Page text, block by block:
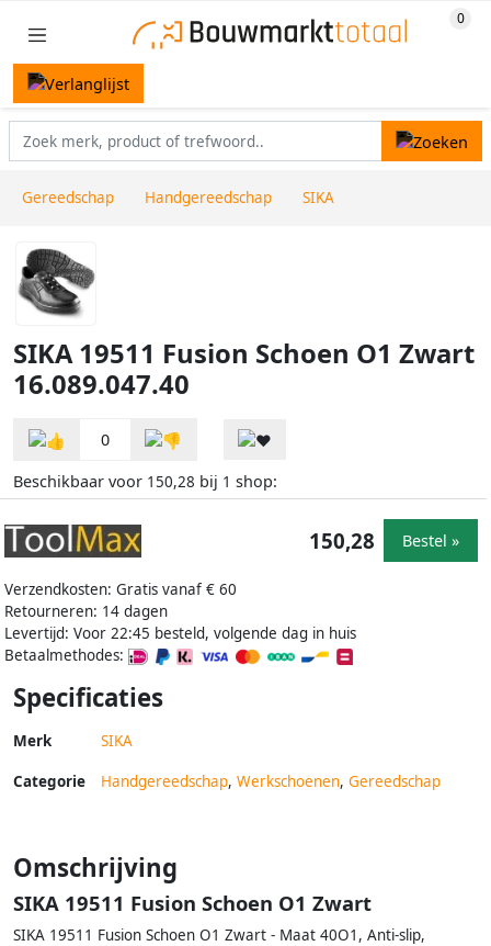
Gereedschap Handgereedschap SIKA
SIKA 19511 Fusion Schoen O1 Zwart
16.089.047.40
0
Beschikbaar voor 150,28 bij 1 shop:
Verzendkosten: Gratis vanaf € 60
Retourneren: 14 dagen
Levertijd: Voor 22:45 besteld, volgende dag in huis
Betaalmethodes:
150,28 Bestel »
Specificaties
Merk SIKA
Categorie Handgereedschap, Werkschoenen, Gereedschap
Omschrijving
SIKA 19511 Fusion Schoen O1 Zwart
SIKA 19511 Fusion Schoen O1 Zwart - Maat 40O1, Anti-slip,